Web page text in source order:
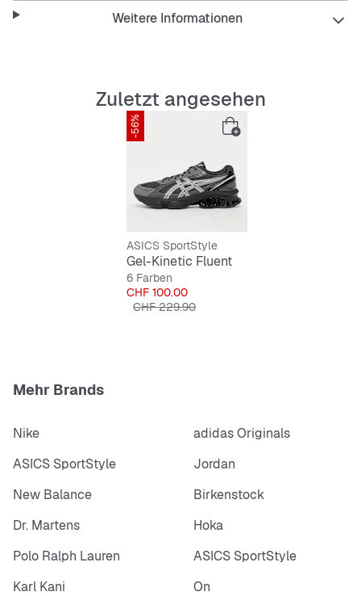
Atmungsaktive und elastische Materialien
Bequeme Polsterung für den ganzen Tag
Rutschfeste und flexible Außensohle
Moderner Low-Cut Schnitt
Schnürsenkel für sicheren Halt
Weitere Informationen
Zuletzt angesehen
-56%
ASICS SportStyle
Gel-Kinetic Fluent
6 Farben
Preis
CHF 100.00
Originalpreis
CHF 229.90
Mehr Brands
Nike
adidas Originals
ASICS SportStyle
Jordan
New Balance
Birkenstock
Dr. Martens
Hoka
Polo Ralph Lauren
ASICS SportStyle
Karl Kani
On